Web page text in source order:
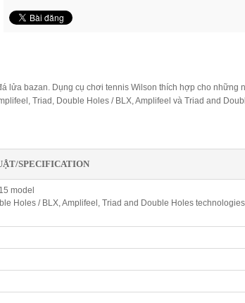
lửa bazan. Dụng cụ chơi tennis Wilson thích hợp cho
Triad, Double Holes / BLX, Amplifeel và Triad and
SPECIFICATION
model
Holes / BLX, Amplifeel, Triad and Double Holes technologies